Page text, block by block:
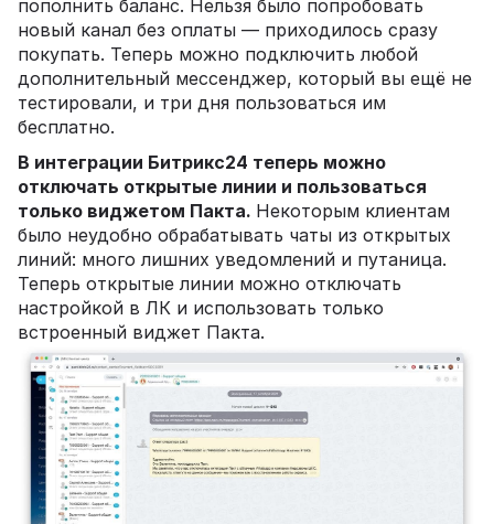
пополнить баланс. Нельзя было попробовать
новый канал без оплаты — приходилось сразу
покупать. Теперь можно подключить любой
дополнительный мессенджер, который вы ещё не
тестировали, и три дня пользоваться им
бесплатно.
В интеграции Битрикс24 теперь можно
отключать открытые линии и пользоваться
только виджетом Пакта. Некоторым клиентам
было неудобно обрабатывать чаты из открытых
линий: много лишних уведомлений и путаница.
Теперь открытые линии можно отключать
настройкой в ЛК и использовать только
встроенный виджет Пакта.